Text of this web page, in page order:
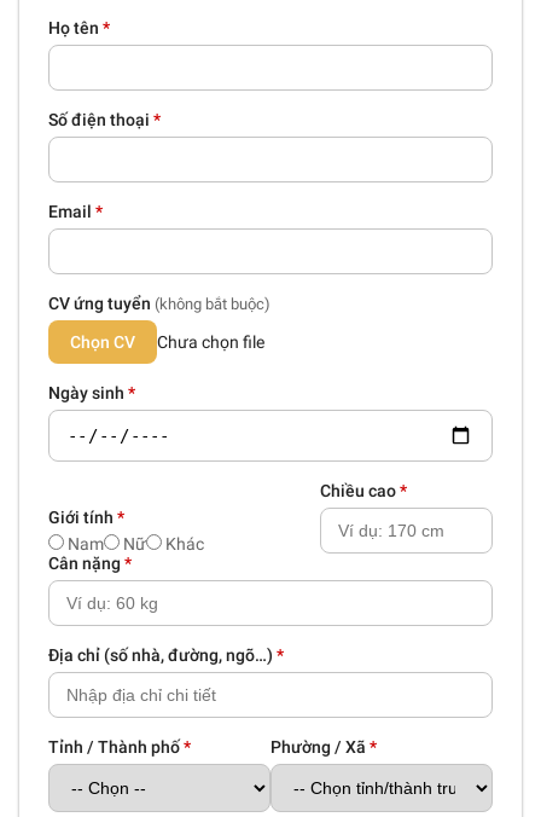
Họ tên *
Số điện thoại *
Email *
CV ứng tuyển (không bắt buộc)
Chọn CV Chưa chọn file
Ngày sinh *
Giới tính *
Nam
Nữ Khác
Chiều cao*
Cân nặng *
Địa chỉ (số nhà, đường, ngõ…) *
Tỉnh / Thành phố* Phường / Xã *